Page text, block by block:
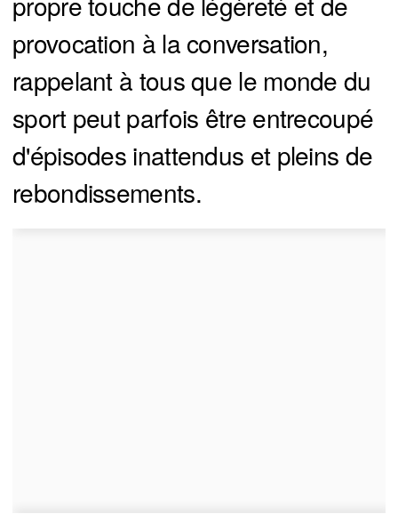
provocation à la conversation,
rappelant à tous que le monde du
sport peut parfois être entrecoupé
d'épisodes inattendus et pleins de
rebondissements.